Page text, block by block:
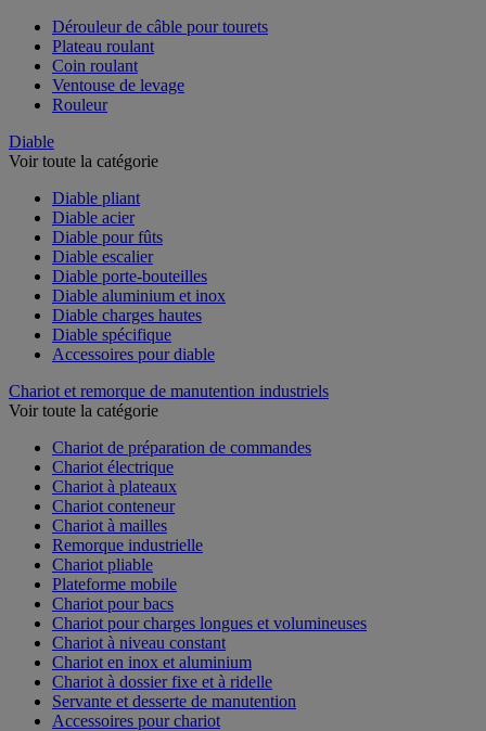
Dérouleur de câble pour tourets
Plateau roulant
Coin roulant
Ventouse de levage
Rouleur
Diable
Voir toute la catégorie
Diable pliant
Diable acier
Diable pour fûts
Diable escalier
Diable porte-bouteilles
Diable aluminium et inox
Diable charges hautes
Diable spécifique
Accessoires pour diable
Chariot et remorque de manutention industriels
Voir toute la catégorie
Chariot de préparation de commandes
Chariot électrique
Chariot à plateaux
Chariot conteneur
Chariot à mailles
Remorque industrielle
Chariot pliable
Plateforme mobile
Chariot pour bacs
Chariot pour charges longues et volumineuses
Chariot à niveau constant
Chariot en inox et aluminium
Chariot à dossier fixe et à ridelle
Servante et desserte de manutention
Accessoires pour chariot